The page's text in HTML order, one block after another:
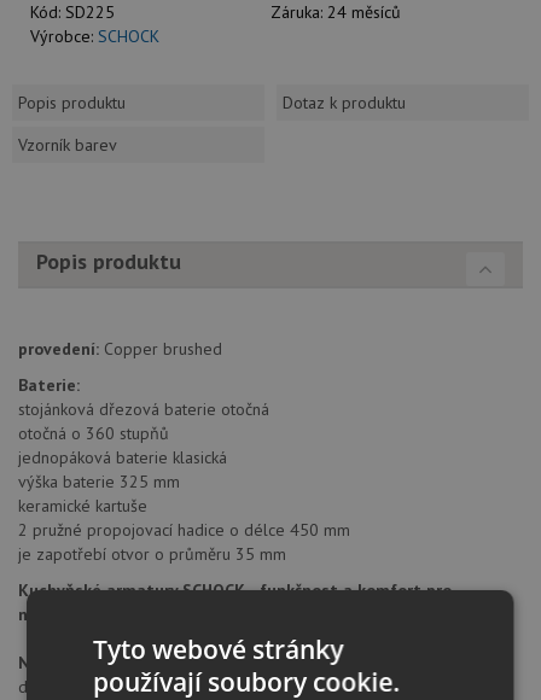
Kód: SD225 Záruka: 24 měsíců
Výrobce: SCHOCK
Popis produktu
Dotaz k produktu
Vzorník barev
Popis produktu
provedení: Copper brushed
Baterie:
stojánková dřezová baterie otočná
otočná o 360 stupňů
jednopáková baterie klasická
výška baterie 325 mm
keramické kartuše
2 pružné propojovací hadice o délce 450 mm
je zapotřebí otvor o průměru 35 mm
Kuchyňské armatury SCHOCK - funkčnost a komfort pro
nejvyšší nároky
Německá značka Schockv sobě zahrnuje tradici a vývoj trvající
déle než 80 let. Již od roku 1924, kdy byla založena společnost
Tyto webové stránky
používají soubory cookie.